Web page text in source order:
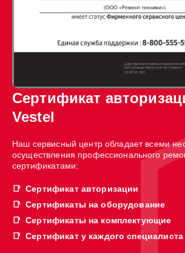
Сертификат
Vestel
Наш сервисный центр обладает всеми
осуществления профессионального
сертификатами:
Сертификат авторизации
Сертификаты на оборудование
Сертификаты на комплектующие
Сертификат у каждого специалиста